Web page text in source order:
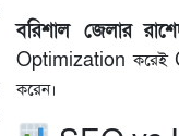
বরিশাল জেলার
Optimization করেই
করেন।